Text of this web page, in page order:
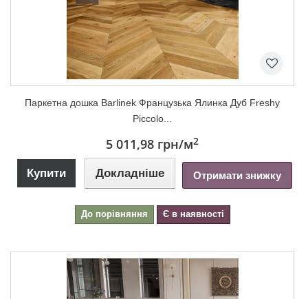
Паркетна дошка Barlinek Французька Ялинка Дуб Freshy
Piccolo...
5 011,98 грн/м2
Купити Докладніше Отримати знижку
До порівняння Є в наявності